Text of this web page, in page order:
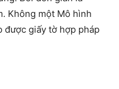
Không một Mô hình
được giấy tờ hợp pháp